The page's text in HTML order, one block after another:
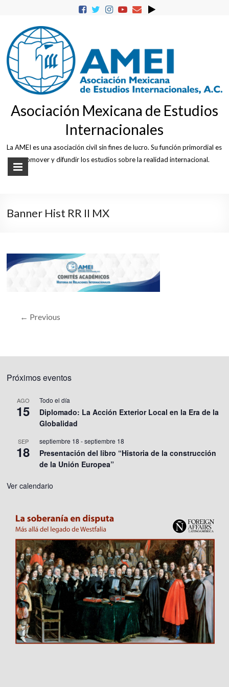
Asociación Mexicana de Estudios
Internacionales
La AMEI es una asociación civil sin fines de lucro. Su función primordial es
promover y difundir los estudios sobre la realidad internacional.
Banner Hist RR II MX
← Previous
Próximos eventos
AGO
15
Todo el día
Diplomado: La Acción Exterior Local en la Era de la
Globalidad
SEP
18
septiembre 18 -septiembre 18
Presentación del libro “Historia de la construcción
de la Unión Europea”
Ver calendario